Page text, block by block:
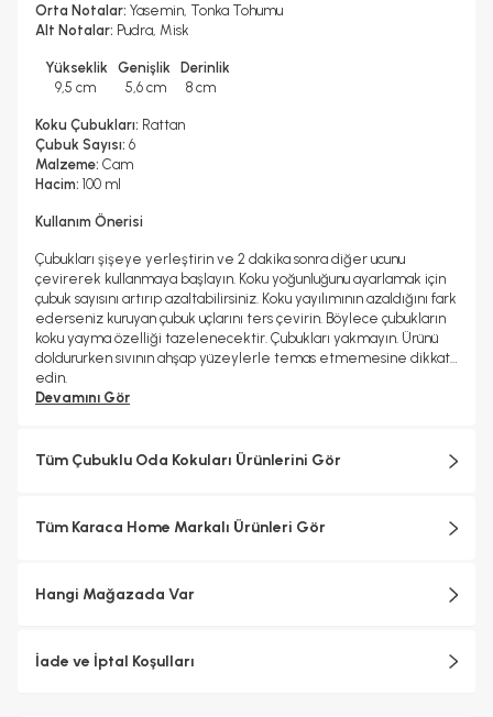
Orta Notalar: Yasemin, Tonka Tohumu
Alt Notalar: Pudra, Misk
Yükseklik Genişlik Derinlik
9,5 cm 5,6 cm 8 cm
Koku Çubukları: Rattan
Çubuk Sayısı: 6
Malzeme: Cam
Hacim: 100 ml
Kullanım Önerisi
Çubukları şişeye yerleştirin ve 2 dakika sonra diğer ucunu
çevirerek kullanmaya başlayın. Koku yoğunluğunu ayarlamak için
çubuk sayısını artırıp azaltabilirsiniz. Koku yayılımının azaldığını fark
ederseniz kuruyan çubuk uçlarını ters çevirin. Böylece çubukların
koku yayma özelliği tazelenecektir. Çubukları yakmayın. Ürünü
doldururken sıvının ahşap yüzeylerle temas etmemesine dikkat
edin.
Devamını Gör
Tüm Çubuklu Oda Kokuları Ürünlerini Gör
Tüm Karaca Home Markalı Ürünleri Gör
Hangi Mağazada Var
İade ve İptal Koşulları